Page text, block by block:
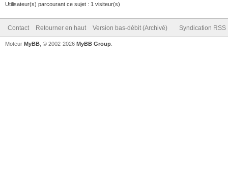
Utilisateur(s) parcourant ce sujet : 1 visiteur(s)
Contact Retourner en haut Version bas-débit (Archivé) Syndication RSS
Moteur MyBB , © 2002-2026 MyBB Group